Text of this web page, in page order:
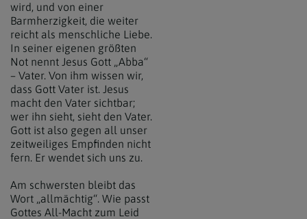
wird, und von einer
Barmherzigkeit, die weiter
reicht als menschliche Liebe.
In seiner eigenen größten
Not nennt Jesus Gott „Abba“
– Vater. Von ihm wissen wir,
dass Gott Vater ist. Jesus
macht den Vater sichtbar;
wer ihn sieht, sieht den Vater.
Gott ist also gegen all unser
zeitweiliges Empfinden nicht
fern. Er wendet sich uns zu.
Am schwersten bleibt das
Wort „allmächtig“. Wie passt
Gottes All-Macht zum Leid